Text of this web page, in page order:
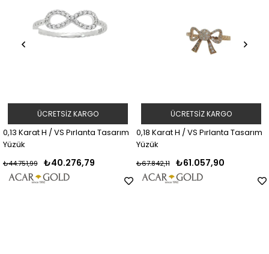
Tasarım
0,18 Karat H / VS Pırlanta Tasarım
₺61.057,90
₺67.842,11
ÜCRETSIZ KARGO
0,19 Karat G / VS
₺63.700,17
ÜCRETSIZ